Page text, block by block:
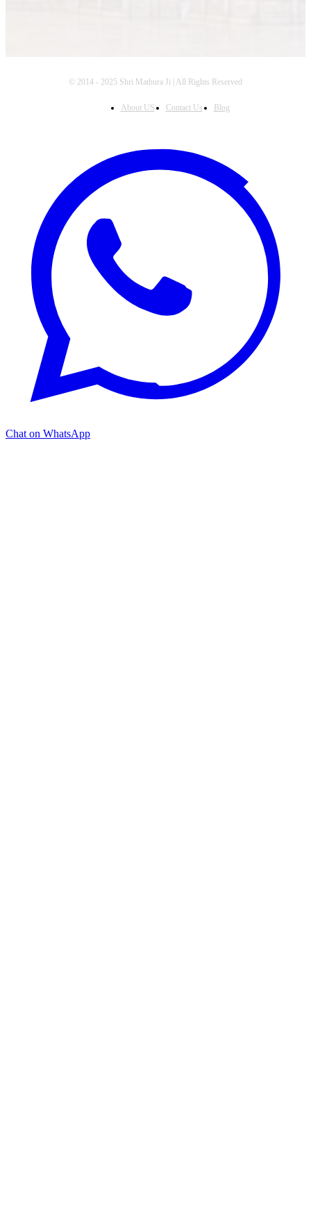
© 2014 - 2025 Shri Mathura Ji | All Rights Reserved
About US Contact Us Blog
Chat on WhatsApp